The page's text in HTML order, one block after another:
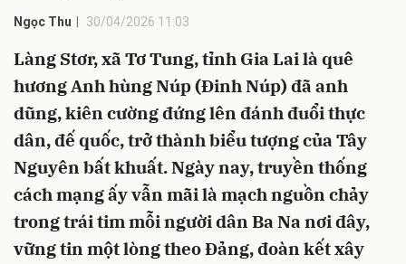
Ngọc Thu 30/04/2026 11:03
Làng Stơr, xã Tơ Tung, tỉnh Gia Lai là quê
hương Anh hùng Núp (Đinh Núp) đã anh
dũng, kiên cường đứng lên đánh đuổi thực
dân, đế quốc, trở thành biểu tượng của Tây
Nguyên bất khuất. Ngày nay, truyền thống
cách mạng ấy vẫn mãi là mạch nguồn chảy
trong trái tim mỗi người dân Ba Na nơi đây,
vững tin một lòng theo Đảng, đoàn kết xây
Hủy Gửi